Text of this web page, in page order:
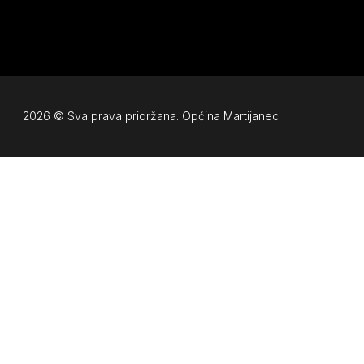
2026 © Sva prava pridržana. Općina Martijanec